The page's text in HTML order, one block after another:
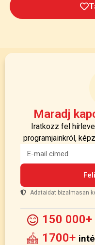
Maradj
Iratkozz fel
programjainkról,
Adataidat bizalmasan
150 000+
1700+